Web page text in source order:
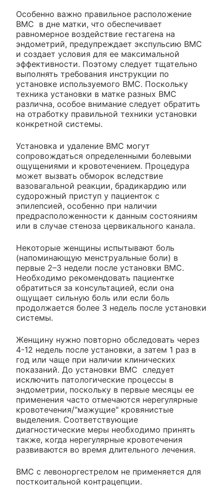
Особенно важно правильное расположение
ВМС в дне матки, что обеспечивает
равномерное воздействие гестагена на
эндометрий, предупреждает экспульсию ВМС
и создает условия для ее максимальной
эффективности. Поэтому следует тщательно
выполнять требования инструкции по
установке используемого ВМС. Поскольку
техника установки в матке разных ВМС
различна, особое внимание следует обратить
на отработку правильной техники установки
конкретной системы.
Установка и удаление ВМС могут
сопровождаться определенными болевыми
ощущениями и кровотечением. Процедура
может вызвать обморок вследствие
вазовагальной реакции, брадикардию или
судорожный приступ у пациенток с
эпилепсией, особенно при наличии
предрасположенности к данным состояниям
или в случае стеноза цервикального канала.
Некоторые женщины испытывают боль
(напоминающую менструальные боли) в
первые 2–3 недели после установки ВМС.
Необходимо рекомендовать пациентке
обратиться за консультацией, если она
ощущает сильную боль или если боль
продолжается более 3 недель после установки
системы.
Женщину нужно повторно обследовать через
4-12 недель после установки, а затем 1 раз в
год или чаще при наличии клинических
показаний. До установки ВМС следует
исключить патологические процессы в
эндометрии, поскольку в первые месяцы ее
применения часто отмечаются нерегулярные
кровотечения/"мажущие" кровянистые
выделения. Соответствующие
диагностические меры необходимо принять
также, когда нерегулярные кровотечения
развиваются во время длительного лечения.
ВМС с левоноргестрелом не применяется для
посткоитальной контрацепции.